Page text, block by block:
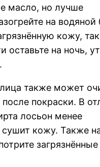
масло, но лучше
на водяной
кожу,
оставьте на ночь,
также может
покраски. В
лосьон менее
сушит кожу. Также
загрязнённые